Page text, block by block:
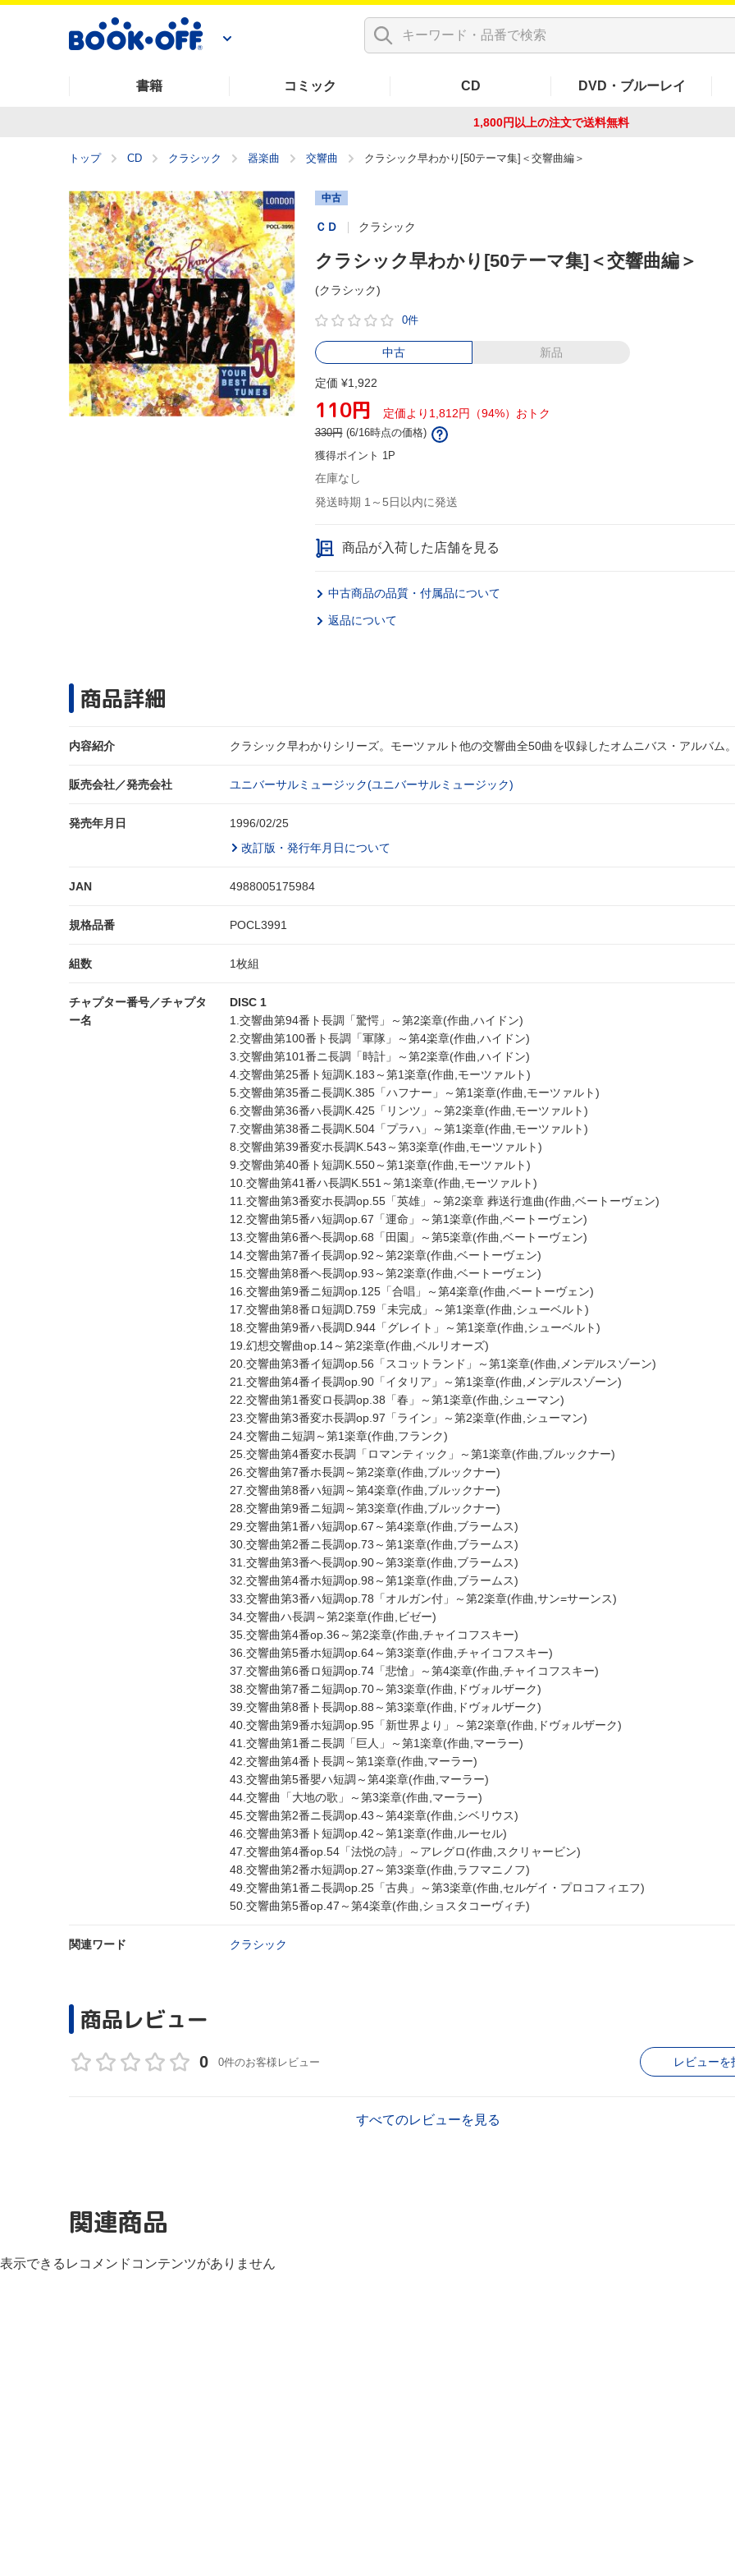
書籍 コミック CD DVD・ブルーレイ
1,800円以上の注文で送料無料
トップ CD クラシック 器楽曲 交響曲 クラシック早わかり[50テーマ集]＜交響曲編＞
中古
ＣＤ クラシック
クラシック早わかり[50テーマ集]＜交響曲編＞
(クラシック)
0件
中古 新品
定価 ¥1,922
110円 定価より1,812円（94%）おトク
330円 (6/16時点の価格)
獲得ポイント 1P
在庫なし
発送時期 1～5日以内に発送
商品が入荷した店舗を見る
中古商品の品質・付属品について
返品について
商品詳細
内容紹介 クラシック早わかりシリーズ。モーツァルト他の交響曲全50曲を収録したオムニバス・アルバム
販売会社／発売会社 ユニバーサルミュージック(ユニバーサルミュージック)
発売年月日
1996/02/25
改訂版・発行年月日について
JAN 4988005175984
規格品番 POCL3991
組数 1枚組
チャプター番号／チャプタ
ー名
DISC 1
1.交響曲第94番ト長調「驚愕」～第2楽章(作曲,ハイドン)
2.交響曲第100番ト長調「軍隊」～第4楽章(作曲,ハイドン)
3.交響曲第101番ニ長調「時計」～第2楽章(作曲,ハイドン)
4.交響曲第25番ト短調K.183～第1楽章(作曲,モーツァルト)
5.交響曲第35番ニ長調K.385「ハフナー」～第1楽章(作曲,モーツァルト)
6.交響曲第36番ハ長調K.425「リンツ」～第2楽章(作曲,モーツァルト)
7.交響曲第38番ニ長調K.504「プラハ」～第1楽章(作曲,モーツァルト)
8.交響曲第39番変ホ長調K.543～第3楽章(作曲,モーツァルト)
9.交響曲第40番ト短調K.550～第1楽章(作曲,モーツァルト)
10.交響曲第41番ハ長調K.551～第1楽章(作曲,モーツァルト)
11.交響曲第3番変ホ長調op.55「英雄」～第2楽章 葬送行進曲(作曲,ベートーヴェン)
12.交響曲第5番ハ短調op.67「運命」～第1楽章(作曲,ベートーヴェン)
13.交響曲第6番ヘ長調op.68「田園」～第5楽章(作曲,ベートーヴェン)
14.交響曲第7番イ長調op.92～第2楽章(作曲,ベートーヴェン)
15.交響曲第8番ヘ長調op.93～第2楽章(作曲,ベートーヴェン)
16.交響曲第9番ニ短調op.125「合唱」～第4楽章(作曲,ベートーヴェン)
17.交響曲第8番ロ短調D.759「未完成」～第1楽章(作曲,シューベルト)
18.交響曲第9番ハ長調D.944「グレイト」～第1楽章(作曲,シューベルト)
19.幻想交響曲op.14～第2楽章(作曲,ベルリオーズ)
20.交響曲第3番イ短調op.56「スコットランド」～第1楽章(作曲,メンデルスゾーン)
21.交響曲第4番イ長調op.90「イタリア」～第1楽章(作曲,メンデルスゾーン)
22.交響曲第1番変ロ長調op.38「春」～第1楽章(作曲,シューマン)
23.交響曲第3番変ホ長調op.97「ライン」～第2楽章(作曲,シューマン)
24.交響曲ニ短調～第1楽章(作曲,フランク)
25.交響曲第4番変ホ長調「ロマンティック」～第1楽章(作曲,ブルックナー)
26.交響曲第7番ホ長調～第2楽章(作曲,ブルックナー)
27.交響曲第8番ハ短調～第4楽章(作曲,ブルックナー)
28.交響曲第9番ニ短調～第3楽章(作曲,ブルックナー)
29.交響曲第1番ハ短調op.67～第4楽章(作曲,ブラームス)
30.交響曲第2番ニ長調op.73～第1楽章(作曲,ブラームス)
31.交響曲第3番ヘ長調op.90～第3楽章(作曲,ブラームス)
32.交響曲第4番ホ短調op.98～第1楽章(作曲,ブラームス)
33.交響曲第3番ハ短調op.78「オルガン付」～第2楽章(作曲,サン=サーンス)
34.交響曲ハ長調～第2楽章(作曲,ビゼー)
35.交響曲第4番op.36～第2楽章(作曲,チャイコフスキー)
36.交響曲第5番ホ短調op.64～第3楽章(作曲,チャイコフスキー)
37.交響曲第6番ロ短調op.74「悲愴」～第4楽章(作曲,チャイコフスキー)
38.交響曲第7番ニ短調op.70～第3楽章(作曲,ドヴォルザーク)
39.交響曲第8番ト長調op.88～第3楽章(作曲,ドヴォルザーク)
40.交響曲第9番ホ短調op.95「新世界より」～第2楽章(作曲,ドヴォルザーク)
41.交響曲第1番ニ長調「巨人」～第1楽章(作曲,マーラー)
42.交響曲第4番ト長調～第1楽章(作曲,マーラー)
43.交響曲第5番嬰ハ短調～第4楽章(作曲,マーラー)
44.交響曲「大地の歌」～第3楽章(作曲,マーラー)
45.交響曲第2番ニ長調op.43～第4楽章(作曲,シベリウス)
46.交響曲第3番ト短調op.42～第1楽章(作曲,ルーセル)
47.交響曲第4番op.54「法悦の詩」～アレグロ(作曲,スクリャービン)
48.交響曲第2番ホ短調op.27～第3楽章(作曲,ラフマニノフ)
49.交響曲第1番ニ長調op.25「古典」～第3楽章(作曲,セルゲイ・プロコフィエフ)
50.交響曲第5番op.47～第4楽章(作曲,ショスタコーヴィチ)
関連ワード クラシック
商品レビュー
0 0件のお客様レビュー レビューを
すべてのレビューを見る
関連商品
表示できるレコメンドコンテンツがありません